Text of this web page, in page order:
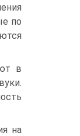
по
в
на